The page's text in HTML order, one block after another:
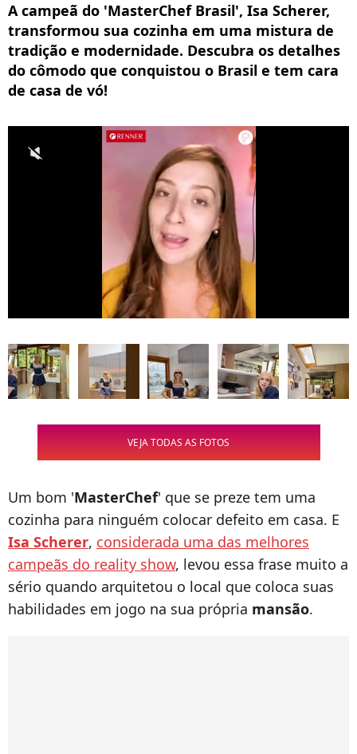
A campeã do 'MasterChef Brasil', Isa Scherer,
transformou sua cozinha em uma mistura de
tradição e modernidade. Descubra os detalhes
do cômodo que conquistou o Brasil e tem cara
de casa de vó!
VEJA TODAS AS FOTOS
Um bom 'MasterChef' que se preze tem uma
cozinha para ninguém colocar defeito em casa. E
Isa Scherer, considerada uma das melhores
campeãs do reality show, levou essa frase muito a
sério quando arquitetou o local que coloca suas
habilidades em jogo na sua própria mansão.